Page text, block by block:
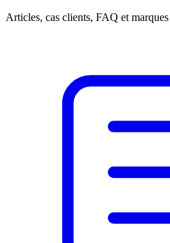
Articles, cas clients, FAQ et